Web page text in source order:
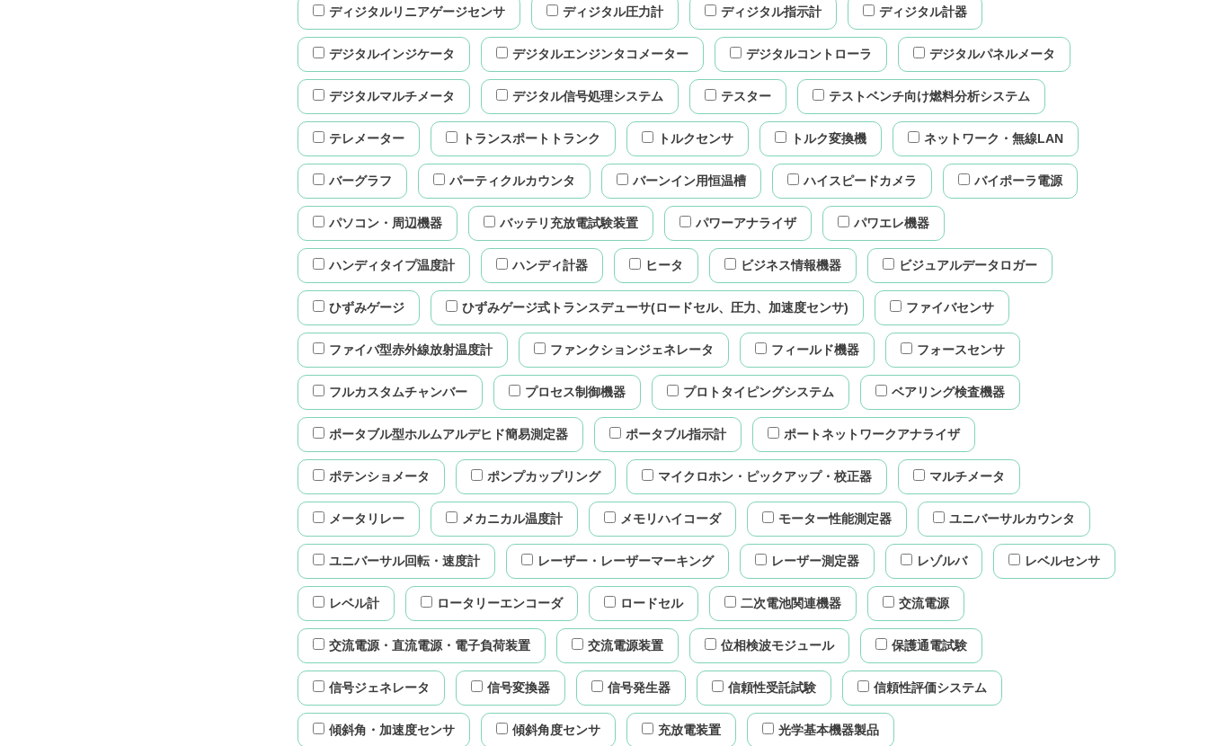
ディジタルリニアゲージセンサ ディジタル圧力計 ディジタル指示計 ディジタル計器
デジタルインジケータ デジタルエンジンタコメーター デジタルコントローラ デジタルパネルメータ
デジタルマルチメータ デジタル信号処理システム テスター テストベンチ向け燃料分析システム
テレメーター トランスポートトランク トルクセンサ トルク変換機 ネットワーク・無線LAN
バーグラフ パーティクルカウンタ バーンイン用恒温槽 ハイスピードカメラ バイポーラ電源
パソコン・周辺機器 バッテリ充放電試験装置 パワーアナライザ パワエレ機器
ハンディタイプ温度計 ハンディ計器 ヒータ ビジネス情報機器 ビジュアルデータロガー
ひずみゲージ ひずみゲージ式トランスデューサ(ロードセル、圧力、加速度センサ) ファイバセンサ
ファイバ型赤外線放射温度計 ファンクションジェネレータ フィールド機器 フォースセンサ
フルカスタムチャンバー プロセス制御機器 プロトタイピングシステム ベアリング検査機器
ポータブル型ホルムアルデヒド簡易測定器 ポータブル指示計 ポートネットワークアナライザ
ポテンショメータ ポンプカップリング マイクロホン・ピックアップ・校正器 マルチメータ
メータリレー メカニカル温度計 メモリハイコーダ モーター性能測定器 ユニバーサルカウンタ
ユニバーサル回転・速度計 レーザー・レーザーマーキング レーザー測定器 レゾルバ レベルセンサ
レベル計 ロータリーエンコーダ ロードセル 二次電池関連機器 交流電源
交流電源・直流電源・電子負荷装置 交流電源装置 位相検波モジュール 保護通電試験
信号ジェネレータ 信号変換器 信号発生器 信頼性受託試験 信頼性評価システム
傾斜角・加速度センサ 傾斜角度センサ 充放電装置 光学基本機器製品